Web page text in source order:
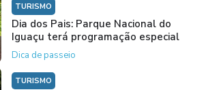
TURISMO
Dia dos Pais: Parque Nacional do
Iguaçu terá programação especial
Dica de passeio
TURISMO